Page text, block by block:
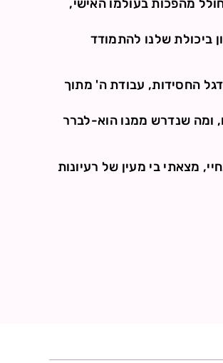
מהפכות בעולמו האישי,
ביכולת שלנו להתמודד
החסידות, עבודת ה' מתוך
ומה שנדרש ממנו הוא-לברר
מצאתי בי מעין של רעיונות